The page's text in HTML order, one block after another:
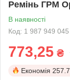
Ремінь ГРМ
В наявності
Код: 1 987 949 045
773,25 ₴
Економія